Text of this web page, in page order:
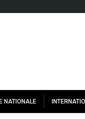
NATIONALE